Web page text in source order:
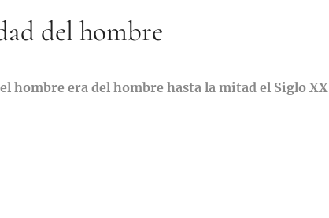
del hombre
hombre era del hombre hasta la mitad el Siglo XX